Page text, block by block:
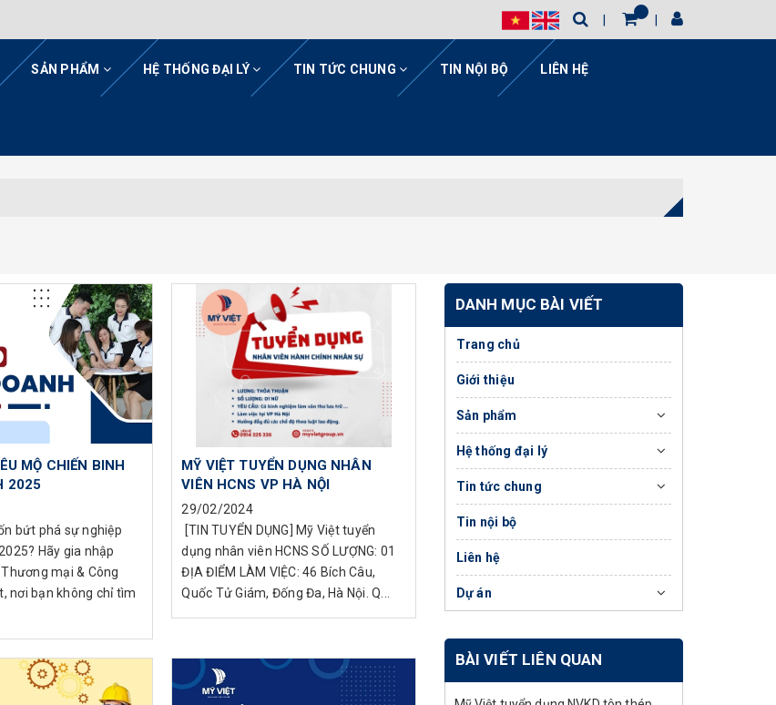
SẢN PHẨM HỆ THỐNG ĐẠI LÝ TIN TỨC CHUNG TIN NỘI BỘ LIÊN HỆ
MỘ CHIẾN BINH
2025
bứt phá sự nghiệp
Hãy gia nhập
mại & Công
nơi bạn không chỉ tìm
MỸ VIỆT TUYỂN DỤNG NHÂN
VIÊN HCNS VP HÀ NỘI
29/02/2024
️ [TIN TUYỂN DỤNG] Mỹ Việt tuyển
dụng nhân viên HCNS SỐ LƯỢNG: 01
ĐỊA ĐIỂM LÀM VIỆC: 46 Bích Câu,
Quốc Tử Giám, Đống Đa, Hà Nội. Q...
DANH MỤC BÀI VIẾT
Trang chủ
Giới thiệu
Sản phẩm
Hệ thống đại lý
Tin tức chung
Tin nội bộ
Liên hệ
Dự án
BÀI VIẾT LIÊN QUAN